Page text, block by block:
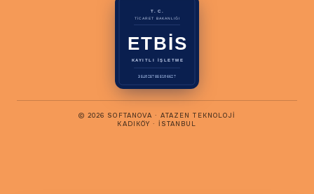
T.C.
TİCARET BAKANLIĞI
ETBİS
KAYITLI İŞLETME
3540257855106627
© 2026 SOFTANOVA · ATAZEN TEKNOLOJI
KADIKÖY · İSTANBUL